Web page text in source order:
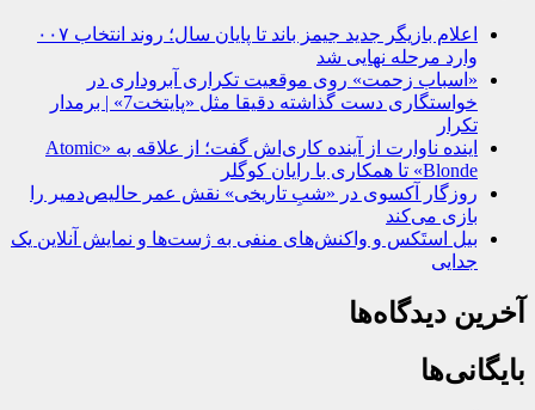
اعلام بازیگر جدید جیمز باند تا پایان سال؛ روند انتخاب ۰۰۷
وارد مرحله نهایی شد
«اسباب زحمت» روی موقعیت تکراری آبروداری در
خواستگاری دست گذاشته دقیقا مثل «پایتخت7» | برمدار
تکرار
اینده ناوارت از آینده کاری‌اش گفت؛ از علاقه به «Atomic
Blonde» تا همکاری با رایان کوگلر
روزگار آکسوی در «شبِ تاریخی» نقش عمر حالیص‌دمیر را
بازی می‌کند
بیل استَکس و واکنش‌های منفی به ژست‌ها و نمایش آنلاین یک
جدایی
آخرین دیدگاه‌ها
بایگانی‌ها